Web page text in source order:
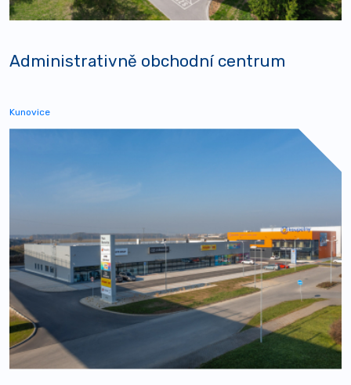
Administrativně obchodní centrum
Kunovice